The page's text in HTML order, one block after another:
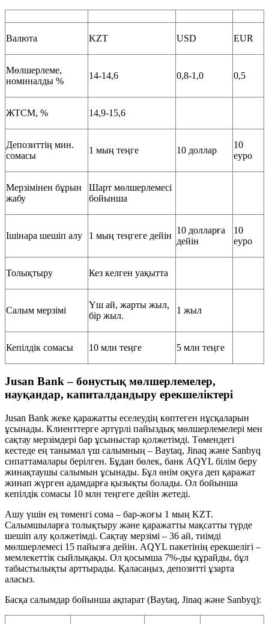
Валюта KZT USD EUR
Мөлшерлеме,
номиналды %
14-14,6 0,8-1,0 0,5
ЖТСМ, % 14,9-15,6
Депозиттің мин.
сомасы
1 мың теңге 10 доллар
10
еуро
Мерзімінен бұрын
жабу
Шарт мөлшерлемесі
бойынша
Ішінара шешіп алу 1 мың теңгеге дейін
10 долларға
дейін
10
еуро
Толықтыру Кез келген уақытта
Салым мерзімі
Үш ай, жарты жыл,
бір жыл.
1 жыл
Кепілдік сомасы 10 млн теңге 5 млн теңге
Jusan Bank – бонустық мөлшерлемелер,
науқандар, капиталдандыру ерекшеліктері
Jusan Bank жеке қаражатты еселеудің көптеген нұсқаларын
ұсынады. Клиенттерге әртүрлі пайыздық мөлшерлемелері мен
сақтау мерзімдері бар ұсыныстар қолжетімді. Төмендегі
кестеде ең танымал үш салымның – Baytaq, Jinaq және Sanbyq
сипаттамалары берілген. Бұдан бөлек, банк AQYL білім беру
жинақтаушы салымын ұсынады. Бұл өнім оқуға деп қаражат
жинап жүрген адамдарға қызықты болады. Ол бойынша
кепілдік сомасы 10 млн теңгеге дейін жетеді.
Ашу үшін ең төменгі сома – бар-жоғы 1 мың KZT.
Салымшыларға толықтыру және қаражатты мақсатты түрде
шешіп алу қолжетімді. Сақтау мерзімі – 36 ай, тиімді
мөлшерлемесі 15 пайызға дейін. AQYL пакетінің ерекшелігі –
мемлекеттік сыйлықақы. Ол қосымша 7%-ды құрайды, бұл
табыстылықты арттырады. Қаласаңыз, депозитті ұзарта
аласыз.
Басқа салымдар бойынша ақпарат (Baytaq, Jinaq және Sanbyq):